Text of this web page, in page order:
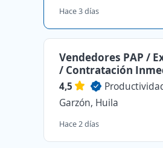
Hace 3 días
Vendedores PAP /
/ Contratación
4,5
Garzón, Huila
Hace 2 días